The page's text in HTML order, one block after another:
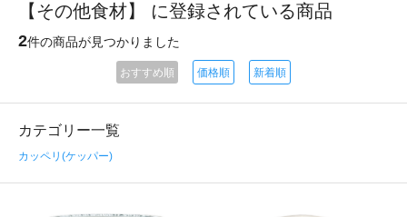
【その他食材】 に登録されている商品
2件の商品が見つかりました
おすすめ順 価格順 新着順
カテゴリー一覧
カッペリ(ケッパー)